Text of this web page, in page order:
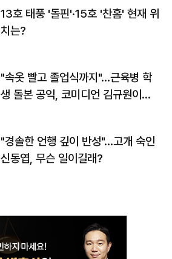
13호 태풍 '돌핀'·15호 '찬홈' 현재 위
치는?
"속옷 빨고 졸업식까지"…근육병 학
생 돌본 공익, 코미디언 김규원이었
"경솔한 언행 깊이 반성"…고개 숙인
신동엽, 무슨 일이길래?